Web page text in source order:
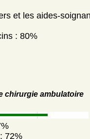
et les aides-
: 80%
chirurgie ambulatoire
72%